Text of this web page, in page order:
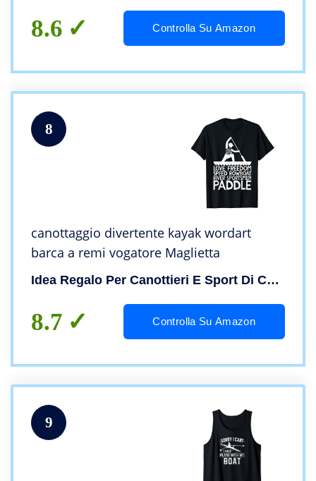
8.6 Controlla Su Amazon
8
canottaggio divertente kayak wordart
barca a remi vogatore Maglietta
Idea Regalo Per Canottieri E Sport Di Canottaggio
8.7 Controlla Su Amazon
9